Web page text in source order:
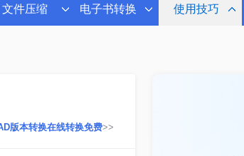
文件压缩 电子书转换 使用技巧
版本转换在线转换免费>>